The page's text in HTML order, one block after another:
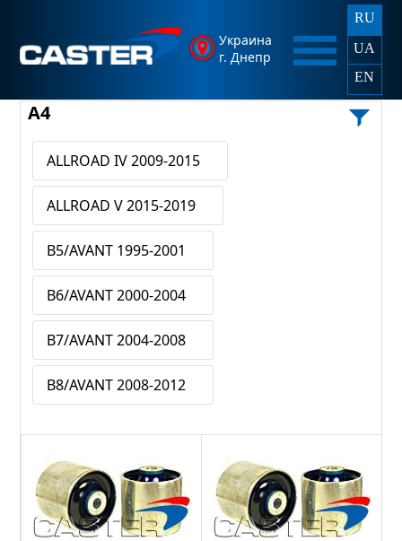
Украина
г. Днепр
RU
UA
EN
A4
ALLROAD IV 2009-2015
ALLROAD V 2015-2019
B5/AVANT 1995-2001
B6/AVANT 2000-2004
B7/AVANT 2004-2008
B8/AVANT 2008-2012